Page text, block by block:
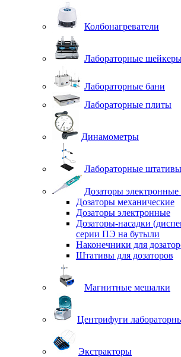
Колбонагреватели
Лабораторные
Лабораторные бани
Лабораторные плиты
Динамометры
Лабораторные штативы
Дозаторы
Дозаторы механические
Дозаторы электронные
Дозаторы-насадки
серии ПЭ на бутыли
Наконечники для
Штативы для дозаторов
Магнитные мешалки
Центрифуги
Экстракторы